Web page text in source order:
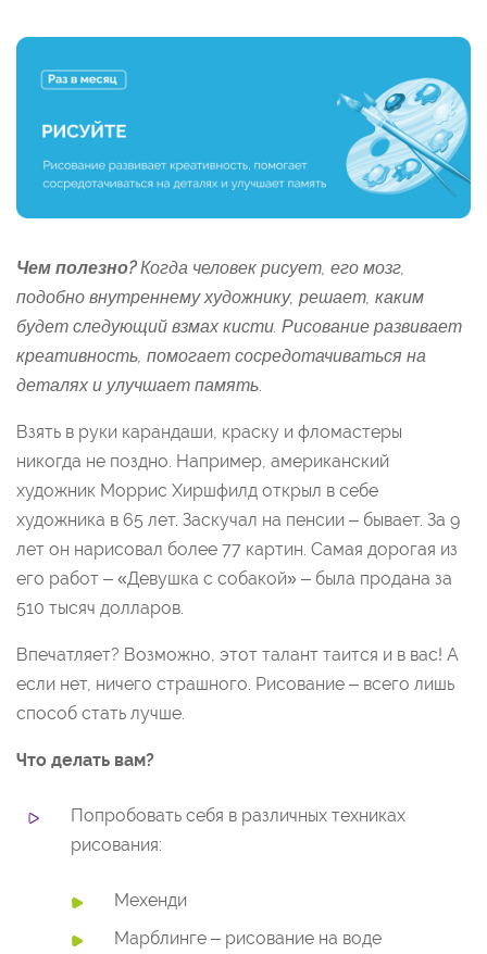
Чем полезно?Когда человек рисует, его мозг,
подобно внутреннему художнику, решает, каким
будет следующий взмах кисти. Рисование развивает
креативность, помогает сосредотачиваться на
деталях и улучшает память.
Взять в руки карандаши, краску и фломастеры
никогда не поздно. Например, американский
художник Моррис Хиршфилд открыл в себе
художника в 65 лет. Заскучал на пенсии – бывает. За 9
лет он нарисовал более 77 картин. Самая дорогая из
его работ – «Девушка с собакой» – была продана за
510 тысяч долларов.
Впечатляет? Возможно, этот талант таится и в вас! А
если нет, ничего страшного. Рисование – всего лишь
способ стать лучше.
Что делать вам?
Попробовать себя в различных техниках
рисования:
Мехенди
Марблинге – рисование на воде